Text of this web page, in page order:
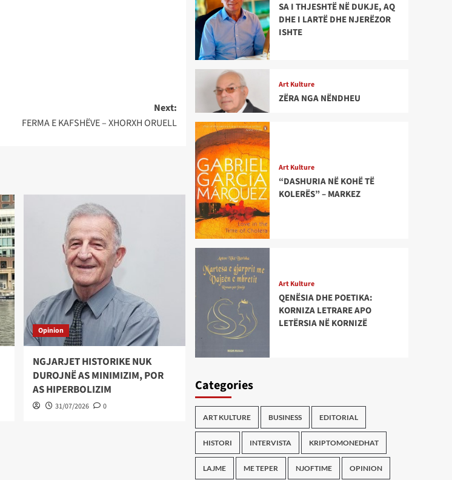
Next:
FERMA E KAFSHËVE – XHORXH ORUELL
Opinion
NGJARJET HISTORIKE NUK
DUROJNË AS MINIMIZIM, POR
AS HIPERBOLIZIM
31/07/2026 0
SA I THJESHTË NË DUKJE, AQ
DHE I LARTË DHE NJERËZOR
ISHTE
Art Kulture
ZËRA NGA NËNDHEU
Art Kulture
“DASHURIA NË KOHË TË
KOLERËS” – MARKEZ
Art Kulture
QENËSIA DHE POETIKA:
KORNIZA LETRARE APO
LETËRSIA NË KORNIZË
Categories
ART KULTURE BUSINESS EDITORIAL
HISTORI INTERVISTA KRIPTOMONEDHAT
LAJME ME TEPER NJOFTIME OPINION